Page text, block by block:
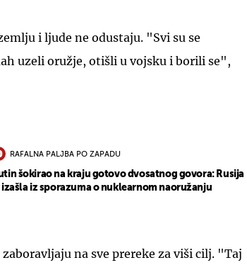
i ljude ne odustaju. "Svi su se
uzeli oružje, otišli u vojsku i borili se",
RAFALNA PALJBA PO ZAPADU
šokirao na kraju gotovo dvosatnog govora: Rusija
izašla iz sporazuma o nuklearnom naoružanju
na sve prereke za viši cilj. "Taj